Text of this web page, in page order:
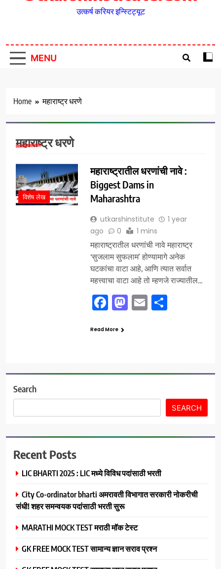
उत्कर्ष करियर इन्स्टिट्यूट
MENU
Home महाराष्ट्र धरणे
महाराष्ट्र धरणे
विशेष लेख
महाराष्ट्रातील धरणांची नावे :
Biggest Dams in
Maharashtra
utkarshinstitute
1 year
ago
0 1 mins
महाराष्ट्रातील धरणांची नावे महाराष्ट्र
‘सुजलाम सुफलाम’ होण्यामागे अनेक
घटकांचा वाटा आहे, आणि त्यात सर्वात
महत्त्वाचा वाटा आहे तो म्हणजे राज्यातील…
Facebook
Mastodon
EmailShare
Read More
Search
SEARCH
Recent Posts
LIC BHARTI 2025 : LIC मध्ये विविध पदांसाठी भरती
City Co-ordinator bharti अमरावती विभागात सरकारी नोकरीची
संधी! शहर समन्वयक पदांसाठी भरती सुरू
MARATHI MOCK TEST मराठी मॉक टेस्ट
GK FREE MOCK TEST सामान्य ज्ञान सराव प्रश्न